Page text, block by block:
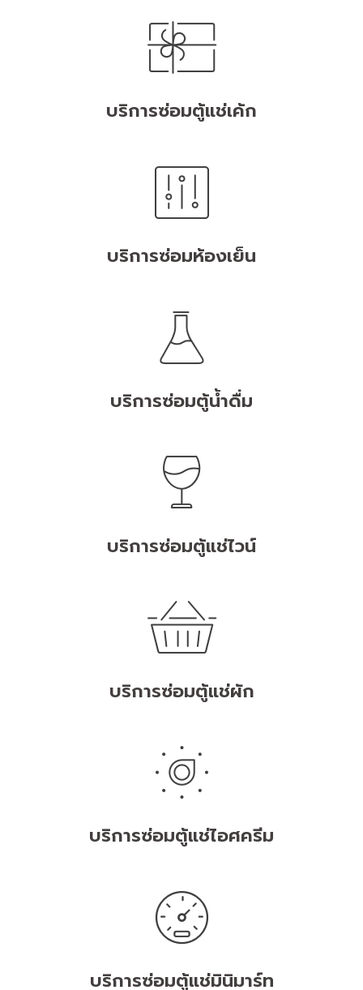
บริการซ่อมตู้แช่เค้ก
บริการซ่อมห้องเย็น
บริการซ่อมตู้น้ำดื่ม
บริการซ่อมตู้แช่ไวน์
บริการซ่อมตู้แช่ผัก
บริการซ่อมตู้แช่ไอศครีม
บริการซ่อมตู้แช่มินิมาร์ท